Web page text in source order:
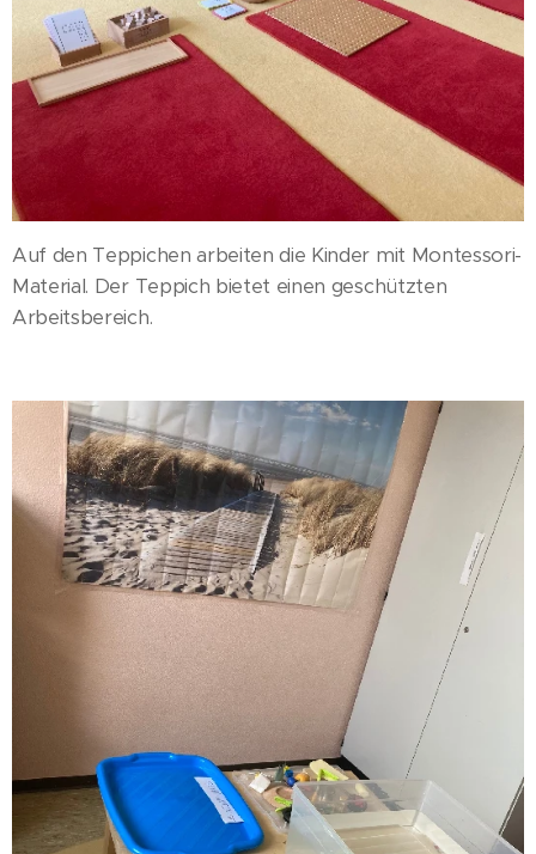
Auf den Teppichen arbeiten die Kinder mit Montessori-
Material. Der Teppich bietet einen geschützten
Arbeitsbereich.